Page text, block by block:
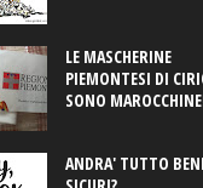
LE MASCHERINE
PIEMONTESI DI
SONO
ANDRA' TUTTO